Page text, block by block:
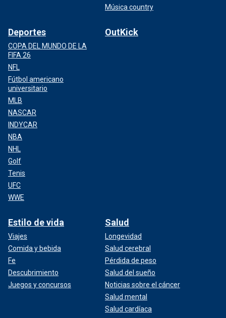
Música country
Deportes
COPA DEL MUNDO DE LA
FIFA 26
NFL
Fútbol americano
universitario
MLB
NASCAR
INDYCAR
NBA
NHL
Golf
Tenis
UFC
WWE
OutKick
Estilo de vida
Viajes
Comida y bebida
Fe
Descubrimiento
Juegos y concursos
Salud
Longevidad
Salud cerebral
Pérdida de peso
Salud del sueño
Noticias sobre el cáncer
Salud mental
Salud cardíaca